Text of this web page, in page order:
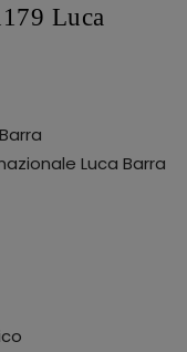
Luca
Luca Barra